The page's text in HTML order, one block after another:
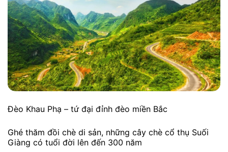
Đèo Khau Phạ – tứ đại đỉnh đèo miền Bắc
Ghé thăm đồi chè di sản, những cây chè cổ thụ Suối
Giàng có tuổi đời lên đến 300 năm